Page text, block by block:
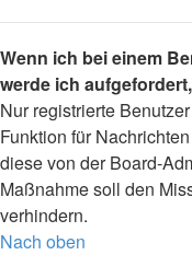
Wenn ich bei einem
werde ich
Nur registrierte
Funktion für
diese von der Board-
Maßnahme soll den
verhindern.
Nach oben